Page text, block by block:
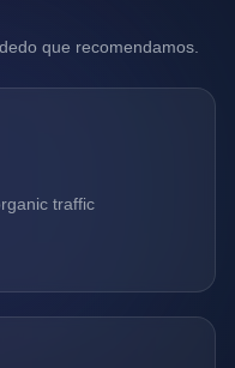
que recomendamos.
traffic